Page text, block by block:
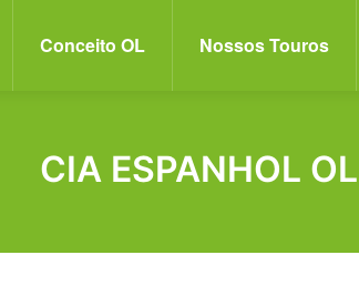
para
principal
Conceito OL Nossos Touros
CIA ESPANHOL OL